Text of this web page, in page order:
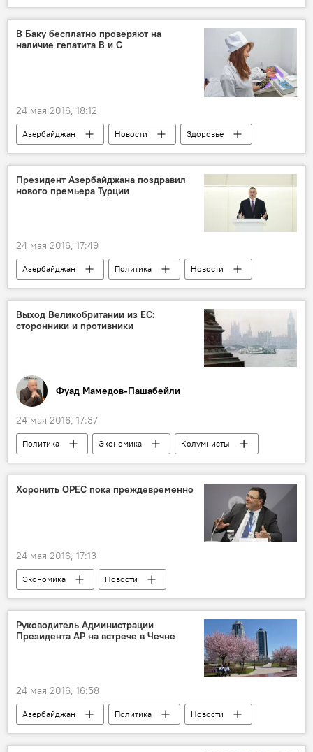
В Баку бесплатно проверяют на
наличие гепатита В и С
24 мая 2016, 18:12
Азербайджан Новости
Здоровье
ЖИЗНЬ
Мурад Мамедов
Министерство здравоохранения АР
Республиканский лечебно-диагностический центр
Президент Азербайджана поздравил
нового премьера Турции
24 мая 2016, 17:49
Азербайджан Политика Новости
Выход Великобритании из ЕС:
сторонники и противники
Фуад Мамедов-Пашабейли
24 мая 2016, 17:37
Политика Экономика
Колумнисты
Новости
Новости мира
Великобритания
Выход из ЕС
Хоронить ОРЕС пока преждевременно
24 мая 2016, 17:13
Экономика
Новости
Новости мира
Руководитель Администрации
Президента АР на встрече в Чечне
24 мая 2016, 16:58
Азербайджан Политика
Новости
Россия